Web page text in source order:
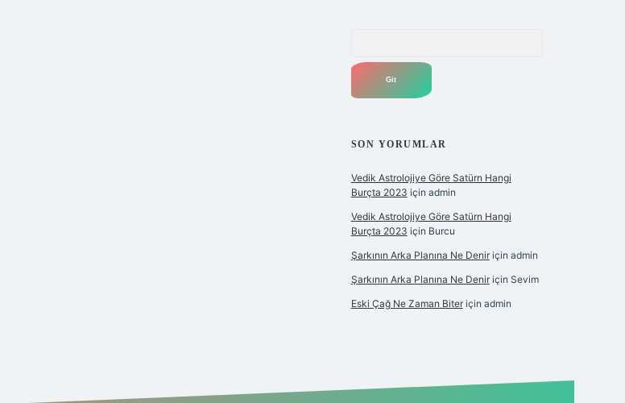
SON YORUMLAR
Vedik Astrolojiye Göre Satürn Hangi
Burçta 2023 için admin
Vedik Astrolojiye Göre Satürn Hangi
Burçta 2023 için Burcu
Şarkının Arka Planına Ne Deniriçin admin
Şarkının Arka Planına Ne Deniriçin Sevim
Eski Çağ Ne Zaman Biteriçin admin